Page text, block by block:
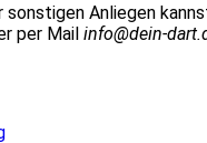
sonstigen Anliegen
per Mail info@dein-